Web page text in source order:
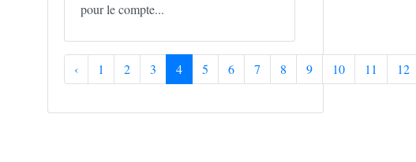
pour le compte...
‹ 1 2 3 4 5 6 7 8 9 10 11 12